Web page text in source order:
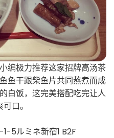
编极力推荐这家招牌高汤茶
鱼干跟柴鱼片共同熬煮而成
白饭，这完美搭配吃完让人
口。
5ルミネ新宿1 B2F